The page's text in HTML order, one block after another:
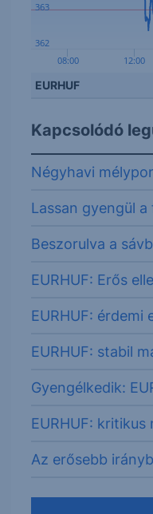
08:00 12:00
362
363
EURHUF
Kapcsolódó
Négyhavi
Lassan gyengül
Beszorulva a
EURHUF: Erős
EURHUF: érdemi
EURHUF: stabil
Gyengélkedik:
EURHUF:
Az erősebb